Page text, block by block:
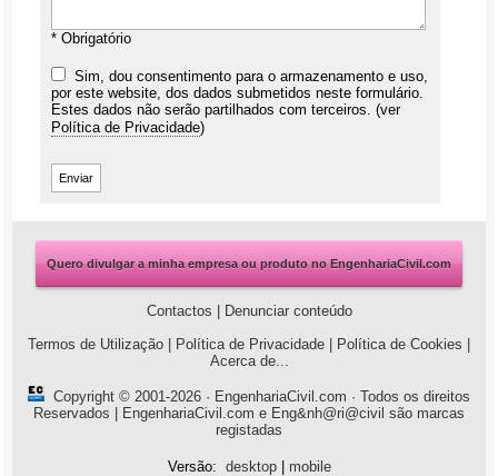
* Obrigatório
Sim, dou consentimento para o armazenamento e uso,
por este website, dos dados submetidos neste formulário.
Estes dados não serão partilhados com terceiros. (ver
Política de Privacidade)
Quero divulgar a minha empresa ou produto no EngenhariaCivil.com
Contactos
Denunciar conteúdo
Termos de Utilização
Política de Privacidade Política de Cookies
Acerca de...
Copyright © 2001-2026 · EngenhariaCivil.com · Todos os direitos
Reservados | EngenhariaCivil.com e Eng&nh@ri@civil são marcas
registadas
Versão: desktop| mobile